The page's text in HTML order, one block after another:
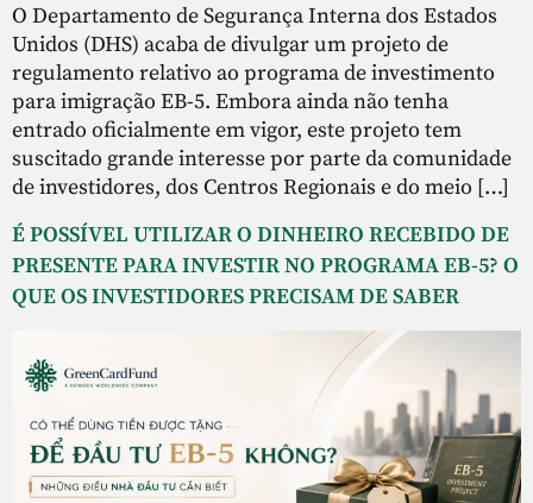
O Departamento de Segurança Interna dos Estados
Unidos (DHS) acaba de divulgar um projeto de
regulamento relativo ao programa de investimento
para imigração EB-5. Embora ainda não tenha
entrado oficialmente em vigor, este projeto tem
suscitado grande interesse por parte da comunidade
de investidores, dos Centros Regionais e do meio […]
É POSSÍVEL UTILIZAR O DINHEIRO RECEBIDO DE
PRESENTE PARA INVESTIR NO PROGRAMA EB-5? O
QUE OS INVESTIDORES PRECISAM DE SABER